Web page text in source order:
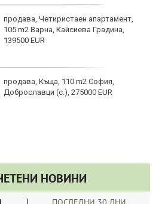
продава, Четиристаен апартамент,
105 m2 Варна, Кайсиева Градина,
139500 EUR
продава, Къща, 110 m2 София,
Доброславци (с.), 275000 EUR
НОВИНИ